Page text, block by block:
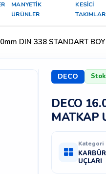
MANYETİK
ÜRÜNLER
KESİCİ
TAKIMLAR
DIN 338 STANDART
DECO
DECO
MATKAP
Kategori
UÇLARI